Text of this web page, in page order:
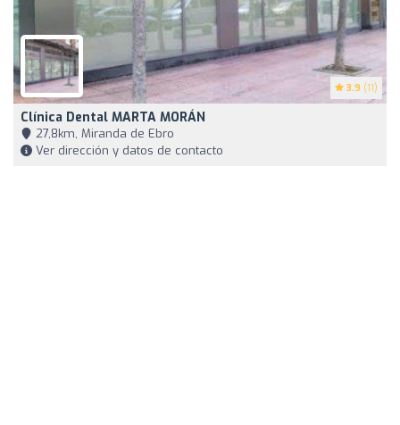
3.9 (11)
Clínica Dental MARTA MORÁN
27,8km, Miranda de Ebro
Ver dirección y datos de contacto